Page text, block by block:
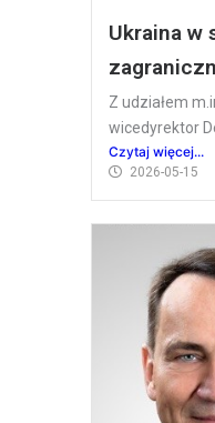
Ukraina w
Z udziałem
wicedyrektor
Czytaj więcej...
2026-05-15